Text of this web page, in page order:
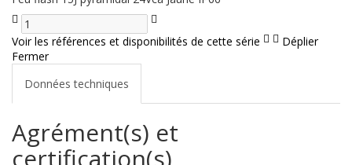
Voir les références et disponibilités de cette série
Déplier
Fermer
Données techniques
Agrément(s) et
certification(s)